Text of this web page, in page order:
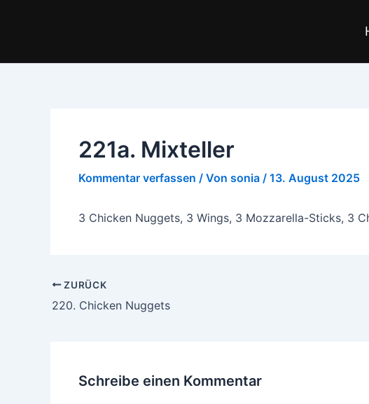
221a. Mixteller
Kommentar verfassen / Von sonia / 13. August 2025
3 Chicken Nuggets, 3 Wings, 3 Mozzarella-Sticks, 3
ZURÜCK
220. Chicken Nuggets
Schreibe einen Kommentar